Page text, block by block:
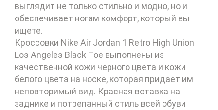
выглядит не только стильно и модно, но и
обеспечивает ногам комфорт, который вы
ищете.
Кроссовки Nike Air Jordan 1 Retro High Union
Los Angeles Black Toe выполнены из
качественной кожи черного цвета и кожи
белого цвета на носке, которая придает им
неповторимый вид. Красная вставка на
заднике и потрепанный стиль всей обуви